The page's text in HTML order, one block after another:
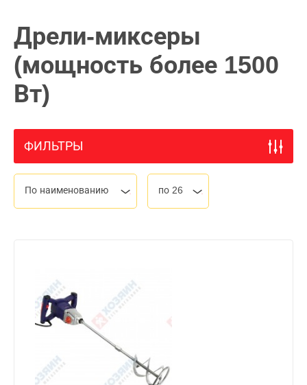
Дрели-миксеры
(мощность более 1500
Вт)
ФИЛЬТРЫ
По наименованию по 26